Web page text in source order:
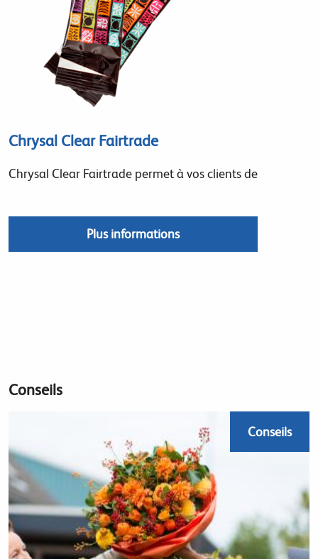
Chrysal Clear Fairtrade
Chrysal Clear Fairtrade permet à vos clients de
Plus informations
Conseils
Conseils